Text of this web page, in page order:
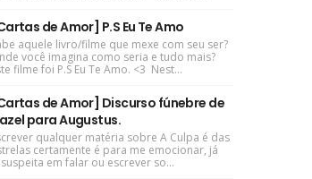
de Amor] P.S Eu Te Amo
aquele livro/filme que mexe com seu ser?
você imagina como seria e tudo mais?
filme foi P.S Eu Te Amo. <3 Nest...
de Amor] Discurso fúnebre de
para Augustus.
qualquer matéria sobre A Culpa é das
certamente é para me emocionar, já
em falar ou escrever so...